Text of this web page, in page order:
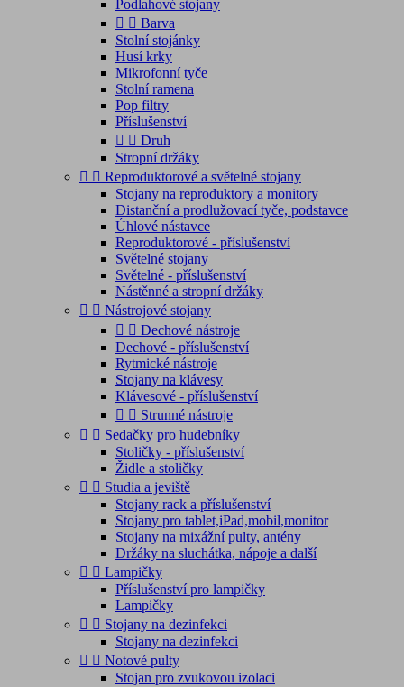
Podlahové stojany
  Barva
Stolní stojánky
Husí krky
Mikrofonní tyče
Stolní ramena
Pop filtry
Příslušenství
  Druh
Stropní držáky
  Reproduktorové a světelné stojany
Stojany na reproduktory a monitory
Distanční a prodlužovací tyče, podstavce
Úhlové nástavce
Reproduktorové - příslušenství
Světelné stojany
Světelné - příslušenství
Nástěnné a stropní držáky
  Nástrojové stojany
  Dechové nástroje
Dechové - příslušenství
Rytmické nástroje
Stojany na klávesy
Klávesové - příslušenství
  Strunné nástroje
  Sedačky pro hudebníky
Stoličky - příslušenství
Židle a stoličky
  Studia a jeviště
Stojany rack a příslušenství
Stojany pro tablet,iPad,mobil,monitor
Stojany na mixážní pulty, antény
Držáky na sluchátka, nápoje a další
  Lampičky
Příslušenství pro lampičky
Lampičky
  Stojany na dezinfekci
Stojany na dezinfekci
  Notové pulty
Stojan pro zvukovou izolaci